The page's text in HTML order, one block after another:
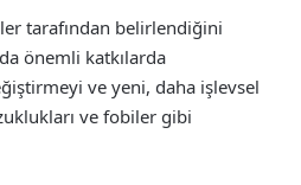
tarafından belirlendiğini
önemli katkılarda
ve yeni, daha işlevsel
ve fobiler gibi